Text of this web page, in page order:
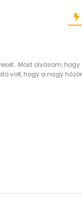
Most olvasom,
volt, hogy a nagy